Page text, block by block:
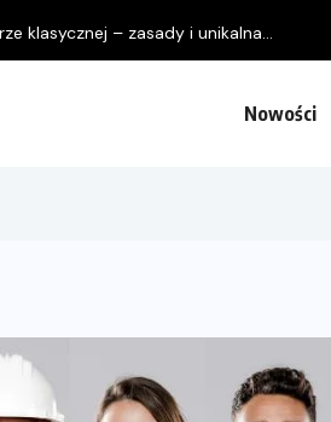
klasycznej – zasady i unikalna...
Nowości